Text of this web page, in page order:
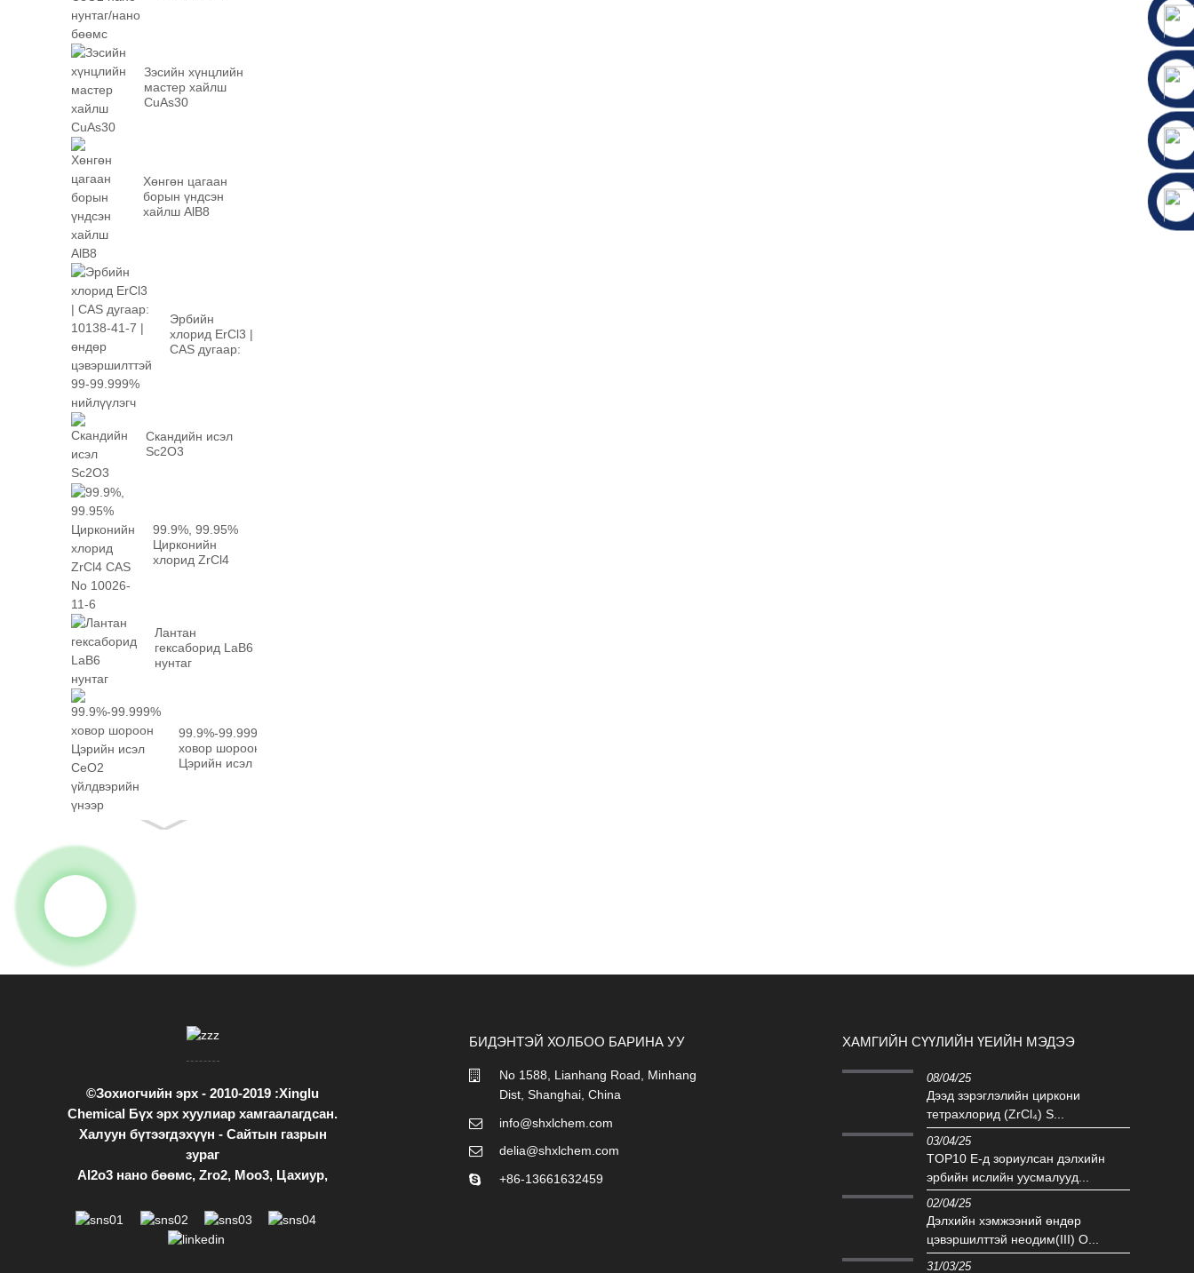
Зэсийн хүнцлийн
мастер хайлш
CuAs30
Хөнгөн цагаан
борын үндсэн
хайлш AlB8
Эрбийн
хлорид ErCl3 |
CAS дугаар:
Скандийн исэл
Sc2O3
99.9%, 99.95%
Цирконийн
хлорид ZrCl4
Лантан
гексаборид LaB6
нунтаг
99.9%-99.999%
ховор шороон
Цэрийн исэл
©Зохиогчийн эрх - 2010-2019 :Xinglu
Chemical Бүх эрх хуулиар хамгаалагдсан.
Халуун бүтээгдэхүүн - Сайтын газрын
зураг
Al2o3 нано бөөмс, Zro2, Moo3, Цахиур,
БИДЭНТЭЙ ХОЛБОО БАРИНА УУ
No 1588, Lianhang Road, Minhang
Dist, Shanghai, China
info@shxlchem.com
delia@shxlchem.com
+86-13661632459
ХАМГИЙН СҮҮЛИЙН ҮЕИЙН МЭДЭЭ
08/04/25
Дээд зэрэглэлийн циркони
тетрахлорид (ZrCl₄) S...
03/04/25
TOP10 E-д зориулсан дэлхийн
эрбийн ислийн уусмалууд...
02/04/25
Дэлхийн хэмжээний өндөр
цэвэршилттэй неодим(III) О...
31/03/25